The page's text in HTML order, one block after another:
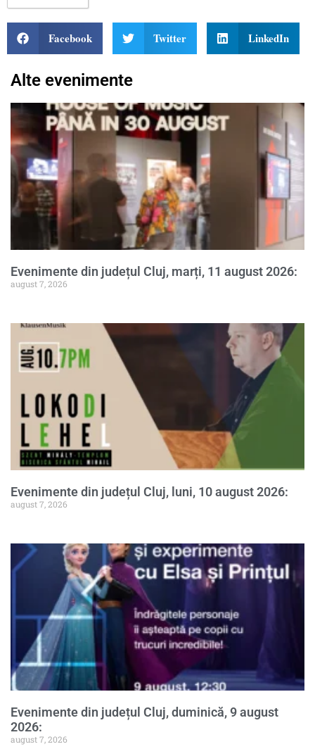
Facebook Twitter LinkedIn
Alte evenimente
Evenimente din județul Cluj, marți, 11 august 2026:
august 7, 2026
Evenimente din județul Cluj, luni, 10 august 2026:
august 7, 2026
Evenimente din județul Cluj, duminică, 9 august
2026:
august 7, 2026